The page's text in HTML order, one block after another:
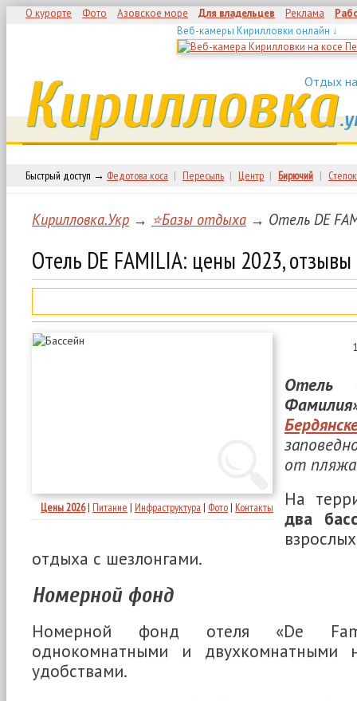
О курорте Фото Азовское море Для владельцев Реклама
Веб-камеры Кирилловки онлайн ↓
Отдых
Кирилловка
Быстрый доступ → Федотова коса | Пересыпь | Центр | Бирючий | Степок
Кирилловка.Укр → ⭐Базы отдыха → Отель DE
Отель DE FAMILIA: цены 2023, отзывы
Цены 2026| Питание | Инфраструктура | Фото | Контакты
Отель
от
На
два
отдыха с шезлонгами.
Номерной фонд
Номерной фонд отеля «De
однокомнатными и двухкомнатными
удобствами.